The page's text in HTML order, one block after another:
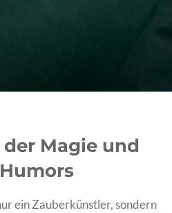
Magie und
ein Zauberkünstler, sondern